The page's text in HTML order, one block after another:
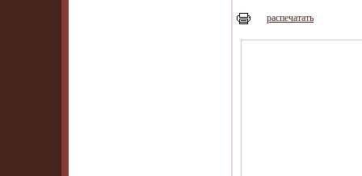
распечатать